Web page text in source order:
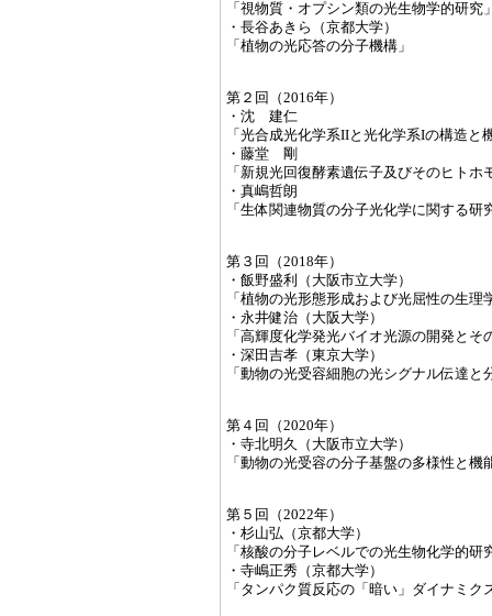
「視物質・オプシン類の光生物学的研究
・長谷あきら（京都大学）
「植物の光応答の分子機構」
第２回（2016年）
・沈 建仁
「光合成光化学系IIと光化学系Iの構造と
・藤堂 剛
「新規光回復酵素遺伝子及びそのヒトホ
・真嶋哲朗
「生体関連物質の分子光化学に関する研
第３回（2018年）
・飯野盛利（大阪市立大学）
「植物の光形態形成および光屈性の生理
・永井健治（大阪大学）
「高輝度化学発光バイオ光源の開発とそ
・深田吉孝（東京大学）
「動物の光受容細胞の光シグナル伝達と
第４回（2020年）
・寺北明久（大阪市立大学）
「動物の光受容の分子基盤の多様性と機
第５回（2022年）
・杉山弘（京都大学）
「核酸の分子レベルでの光生物化学的研
・寺嶋正秀（京都大学）
「タンパク質反応の「暗い」ダイナミ